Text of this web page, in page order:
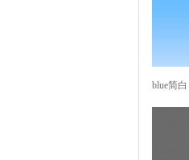
blue简白